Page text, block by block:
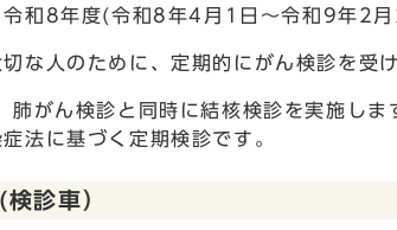
令和8年度(令和8年4月1日～令和9年2
な人のために、定期的にがん検診を受
がん検診と同時に結核検診を実施しま
法に基づく定期検診です。
診車）